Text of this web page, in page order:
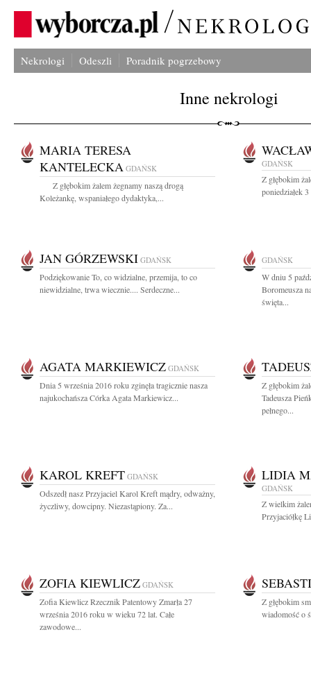
Nekrologi Odeszli Poradnik pogrzebowy
Inne nekrologi
MARIA TERESA
KANTELECKA GDAŃSK
Z głębokim żalem żegnamy naszą drogą
Koleżankę, wspaniałego dydaktyka,...
GDAŃSK
Z głębokim
poniedziałek
JAN GÓRZEWSKI GDAŃSK
Podziękowanie To, co widzialne, przemija, to co
niewidzialne, trwa wiecznie.... Serdeczne...
GDAŃSK
W dniu 5
Boromeusza
święta...
AGATA MARKIEWICZ GDAŃSK
Dnia 5 września 2016 roku zginęła tragicznie nasza
najukochańsza Córka Agata Markiewicz...
Z głębokim
Tadeusza
pełnego...
KAROL KREFT GDAŃSK
Odszedł nasz Przyjaciel Karol Kreft mądry, odważny,
życzliwy, dowcipny. Niezastąpiony. Za...
LIDIA
GDAŃSK
Z wielkim
Przyjaciółkę
ZOFIA KIEWLICZ GDAŃSK
Zofia Kiewlicz Rzecznik Patentowy Zmarła 27
września 2016 roku w wieku 72 lat. Całe
zawodowe...
Z głębokim
wiadomość o